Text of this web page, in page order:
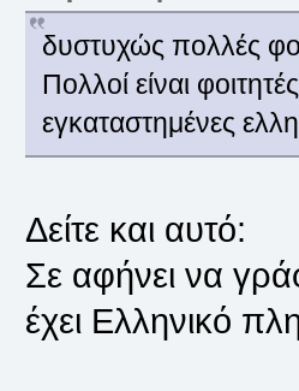
δυστυχώς πολλές
Πολλοί είναι
εγκαταστημένες
Δείτε και αυτό:
Σε αφήνει να
έχει Ελληνικό